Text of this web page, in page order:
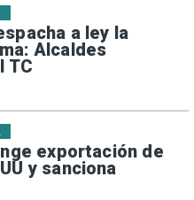
a ley la
Alcaldes
TC
exportación de
y sanciona